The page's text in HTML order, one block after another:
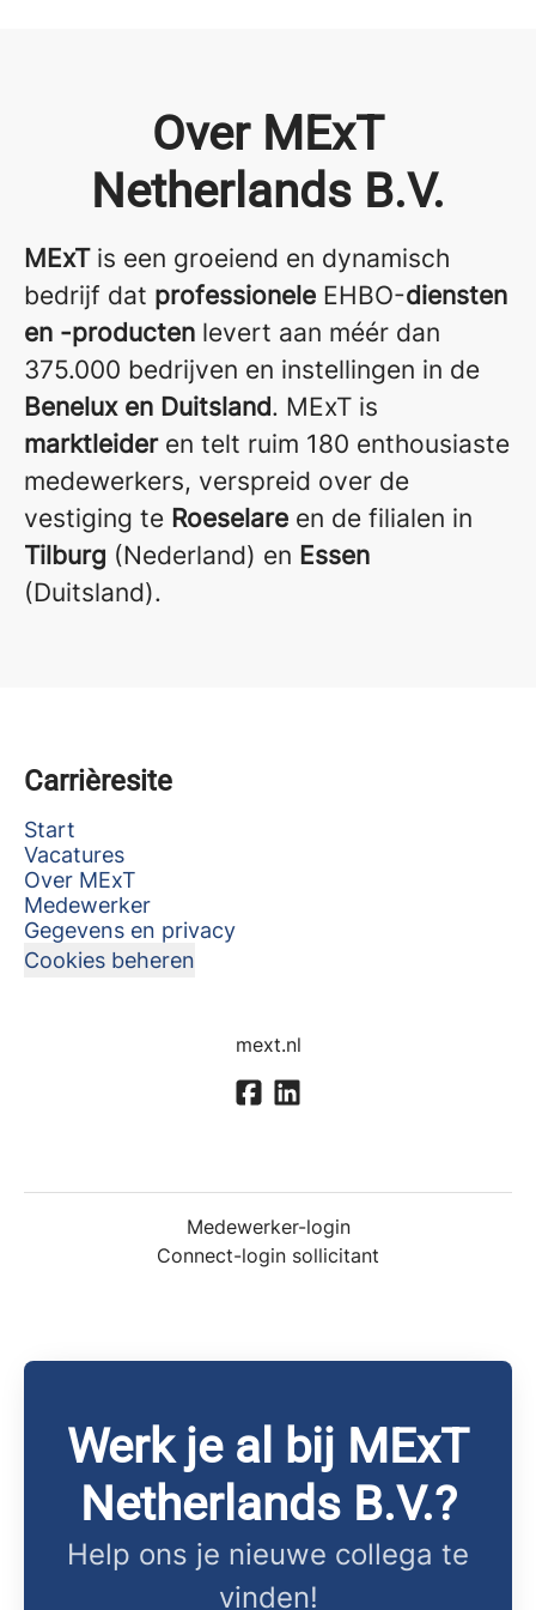
Over MExT
Netherlands B.V.
MExT is een groeiend en dynamisch
bedrijf dat professionele EHBO-diensten
en -producten levert aan méér dan
375.000 bedrijven en instellingen in de
Benelux en Duitsland. MExT is
marktleider en telt ruim 180 enthousiaste
medewerkers, verspreid over de
vestiging te Roeselare en de filialen in
Tilburg (Nederland) en Essen
(Duitsland).
Carrièresite
Start
Vacatures
Over MExT
Medewerker
Gegevens en privacy
Cookies beheren
mext.nl
Medewerker-login
Connect-login sollicitant
Werk je al bij MExT
Netherlands B.V.?
Help ons je nieuwe collega te
vinden!